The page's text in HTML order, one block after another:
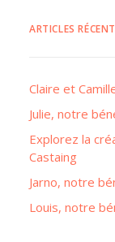
ARTICLES
Claire et
Julie, notre
Explorez la
Castaing
Jarno, notre
Louis, notre